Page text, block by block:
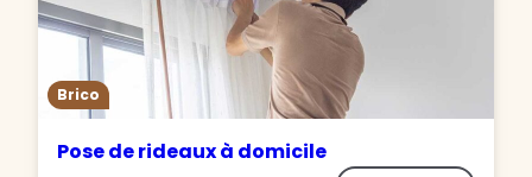
Brico
Pose de rideaux à domicile